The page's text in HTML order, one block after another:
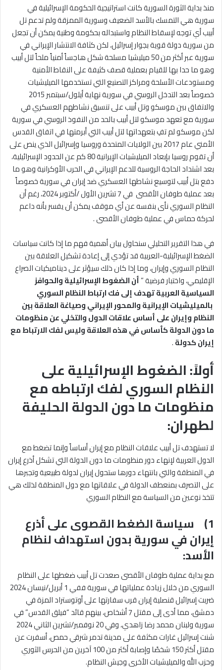
منذ بداية الثورة السورية كانت استراتيجية الحكومة الإسرائيلية في
سورية هي التمسك بالأسد الضعيف وسورية الممزقة ولم تدعم تل
أبيب أي توجه لإسقاط النظام واستبداله بحكومة وطنية يمكن أن تجعل
من سورية دولة قوية بجوار إسرائيل، لكن كثافة الانتشار الإيراني في
سورية عبر أكثر من 50 ميليشيا مسلحة شكل هاجساً أمنياً ملحاً لتل أبيب
وهو ما حدا بها للقيام بعملية قصف كثيفة على النقاط الأمنية
ومستودعات الأسلحة ومراكز التصنيع التي تستخدمها الميليشيات
خصوصاً بعد التدخل الروسي في سورية نهاية أيلول/سبتمبر 2015
والاتفاق بين موسكو وتل أبيب على تنسيق نشاطهم العسكري في
سورية مع تعهد موسكو لتل أبيب بالحد من النفوذ الروسي في سورية
لكن موسكو لم تفِ بتعهداتها لتل أبيب التي أبرمتها في اتفاق القدس
الأمني عام 2017 بين الولايات المتحدة وروسيا وإسرائيل الذي ينص على
أن تقوم روسيا بإبعاد الميليشيات الإيرانية 80 كم عن الحدود الإسرائيلية،
بعد اشتداد الحاجة الروسية للدعم الإيراني في الحرب الأوكرانية وهو ما
دفع بتل أبيب لتوسيع نشاطها العسكري ضد إيران في سورية خصوصاً
بعد عملية طوفان الأقصى في 7 تشرين الأول /أكتوبر 2024، رغم أن
النظام السوري نأى بنفسه عن أي موقف يمكن أن يفسر بأنه داعم
لحركة حماس في عملية طوفان الأقصى .
في هذا التقرير التحليلي سنحاول بيان أهمية فهم ما إذا كانت سياسات
الضغط الإسرائيلية-العربية قد تؤدي إلى إعادة تشكيل العلاقة بين
النظام السوري وإيران، وما إذا كان ذلك سيؤثر على ديناميكيات الصراع
الإقليمي، واختبار فرضية ”أن الضغوط الإسرائيلية والحوافز
السياسية العربية تهدف إلى فك ارتباط النظام السوري
بالميليشيات الإيرانية والمحور الإيراني وصياغة العلاقة بين
النظام وإيران على أساس علاقات الدول والتخلي عن منظومات
ما دون الدولة كأساس في هذه العلاقة وليس لفك الارتباط مع
إيران كدولة.
أولاً: الضغوط الإسرائيلية على
النظام السوري لفك ارتباطه مع
منظومات ما دون الدولة الحليفة
لطهران:
لا تستهدف تل أبيب علاقات النظام مع إيران أساساً وإنما تضغط مع
الدول العربية لإنهاء دور منظومات ما دون الدولة التي تشكل أذرع إيران
في المنطقة والتي بانتهاء دورها ستحول إيران لدولة طبيعية وتجبرها
على التصرف بمنعطف الدولة في علاقاتها مع دول المنطقة لذلك هي
تتخذ نوعين من السياسة مع النظام السوري
1) سياسة الضغط القصوى على أذرع
إيران في سورية بدون استهداف لنظام
الأسد:
مع بداية عملية طوفان الأقصى صعدت تل أبيب ضغطها على النظام
السوري من خلال زيادة عملياتها في سورية ففي 1 أبريل/نيسان 2024
ضربت إسرائيل قنصلية إيران قرب سفارتها على أوتوستراد المزة في
دمشق، مما أدى إلى مقتل 7 أشخاص، بينهم قائد “فيلق القدس” في
سورية ولبنان محمد رضا زاهدي، وفي 20 نوفمبر/تشرين الثاني 2024
شنت إسرائيل غارات مكثفة على مدينة تدمر شرقي حمص، أسفرت عن
مقتل أكثر 150 شخصًا وإصابة أكثر من 100 آخرين من الحرس الثوري
وحزب الله والميليشيات الأخرى وجيش النظام.